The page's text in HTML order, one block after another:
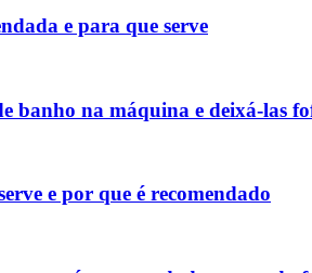
e para que serve
banho na máquina e deixá-las
e por que é recomendado